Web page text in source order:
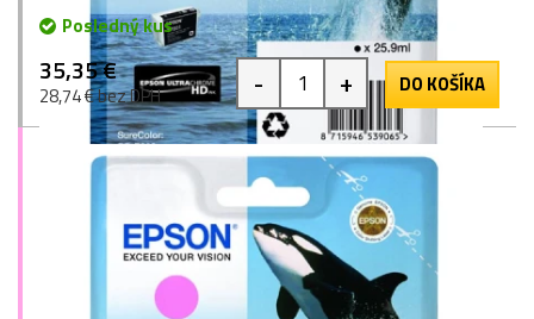
Posledný kus
35,35 €
28,74 € bez DPH - + DO KOŠÍKA